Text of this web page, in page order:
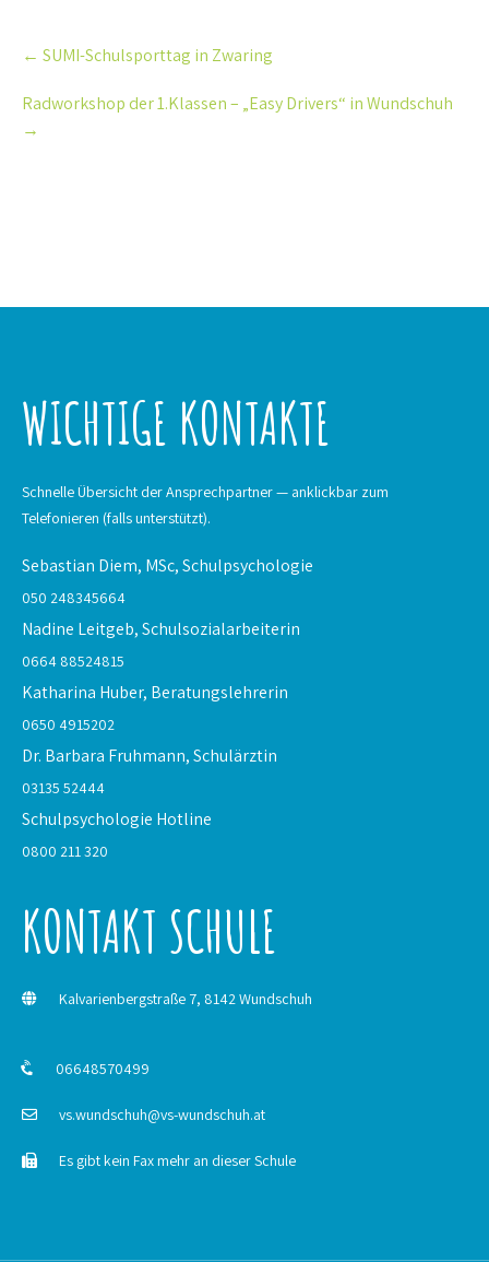
navigation
← SUMI-Schulsporttag in Zwaring
Radworkshop der 1.Klassen – „Easy Drivers“ in Wundschuh
→
WICHTIGE KONTAKTE
Schnelle Übersicht der Ansprechpartner — anklickbar zum
Telefonieren (falls unterstützt).
Sebastian Diem, MSc,Schulpsychologie
050 248345664
Nadine Leitgeb,Schulsozialarbeiterin
0664 88524815
Katharina Huber, Beratungslehrerin
0650 4915202
Dr. Barbara Fruhmann,Schulärztin
03135 52444
Schulpsychologie Hotline
0800 211 320
KONTAKT SCHULE
Kalvarienbergstraße 7, 8142 Wundschuh
06648570499
vs.wundschuh@vs-wundschuh.at
Es gibt kein Fax mehr an dieser Schule